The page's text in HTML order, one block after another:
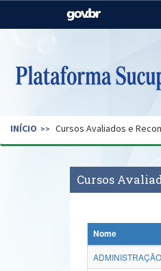
Casa Civil
Pecuária e Abastecimento
Secretaria de Governo
INÍCIO Cursos Avaliados e
Cursos
Nome